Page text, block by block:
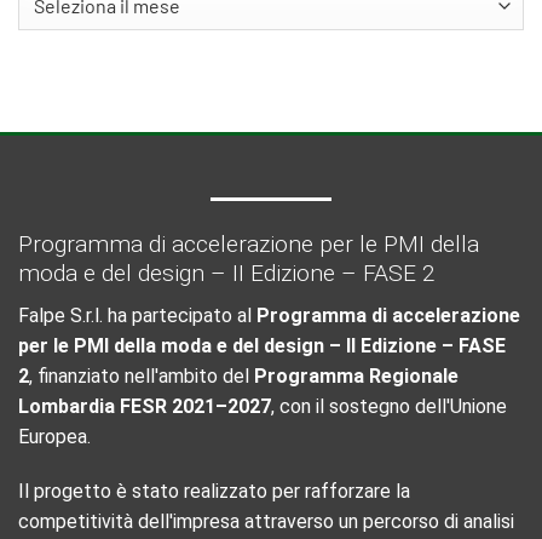
Programma di accelerazione per le PMI della
moda e del design – II Edizione – FASE 2
Falpe S.r.l. ha partecipato al Programma di accelerazione
per le PMI della moda e del design – II Edizione – FASE
2, finanziato nell'ambito del Programma Regionale
Lombardia FESR 2021–2027, con il sostegno dell'Unione
Europea.
Il progetto è stato realizzato per rafforzare la
competitività dell'impresa attraverso un percorso di analisi